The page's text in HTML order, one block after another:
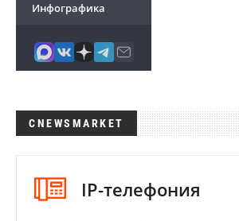
Инфографика
CNEWSMARKET
IP-телефония